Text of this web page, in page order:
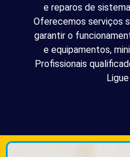
e reparos de
Oferecemos serviços
garantir o
e equipamentos,
Profissionais